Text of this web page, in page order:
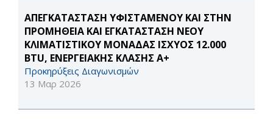
ΑΠΕΓΚΑΤΑΣΤΑΣΗ ΥΦΙΣΤΑΜΕΝΟΥ ΚΑΙ ΣΤΗΝ
ΠΡΟΜΗΘΕΙΑ ΚΑΙ ΕΓΚΑΤΑΣΤΑΣΗ ΝΕΟΥ
ΚΛΙΜΑΤΙΣΤΙΚΟΥ ΜΟΝΑΔΑΣ ΙΣΧΥΟΣ 12.000
BTU, ΕΝΕΡΓΕΙΑΚΗΣ ΚΛΑΣΗΣ Α+
Προκηρύξεις Διαγωνισμών
13 Μαρ 2026